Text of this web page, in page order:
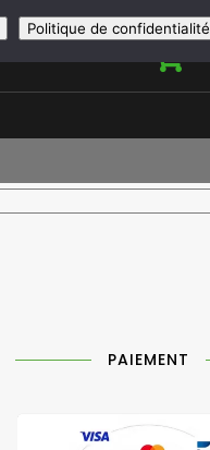
+33966950844

PAIEMENT
Politique de confidentialité